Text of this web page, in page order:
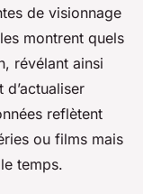
de visionnage
montrent quels
révélant ainsi
reflètent
ou films mais
temps.